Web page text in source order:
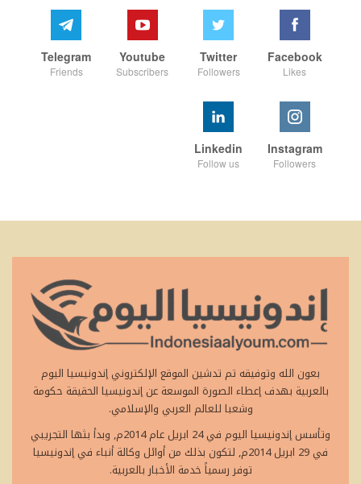
Facebook
Likes
Twitter
Followers
Youtube
Subscribers
Telegram
Friends
Instagram
Followers
Linkedin
Follow us
بعون الله وتوفيقه تم تدشين الموقع الإلكتروني إندونيسيا اليوم
بالعربية بهدف إعطاء الصورة الموسعة عن إندونيسيا الحقيقة حكومة
وشعبا للعالم العربي والإسلامي.
وتأسس إندونيسيا اليوم في 24 ابريل عام 2014م, وبدأ بثها التجريبي
في 29 ابريل 2014م, لتكون بذلك من أوائل وكالة أنباء في إندونيسيا
توفر رسمياً خدمة الأخبار بالعربية.